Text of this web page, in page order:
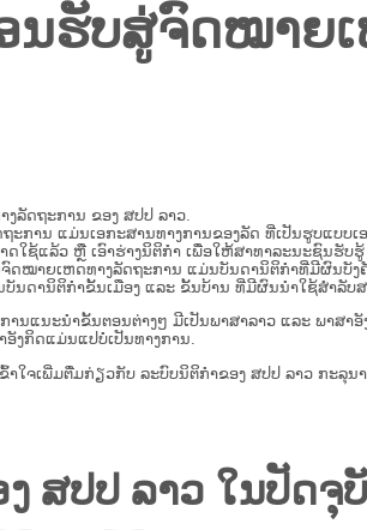
ນຮັບສູ່ຈົດໝາຍເ
ລັດຖະການ ຂອງ ສປປ ລາວ.
ການ ແມ່ນ​ເອ​ກະ​ສານ​ທາງ​ການ​ຂອງ​ລັດ ທີ່​ເປັນ​ຮູບ​ແບບ​ເ
ດໃຊ້ແລ້ວ ຫຼື ເອົາຮ່າງນິຕິກໍາ ເພື່ອໃຫ້​ສາ​ທາ​ລະ​ນະ​ຊົນ​ຮັບ​
ດ​ໝາຍ​ເຫດ​ທາງ​ລັດ​ຖະ​ການ ​ແມ່ນ​ບັນ​ດາ​ນິ​ຕິ​ກຳ​ທີ່​ມີ​ຜົນ​ບັ
ບັນ​ດານິ​ຕິ​ກຳ​ຂັ້ນ​ເມືອງ ແລະ ຂັ້ນ​ບ້ານ ​ທີ່​ມີ​ຜົນ​ນຳ​ໃຊ້​ສຳ​ລັບ​
ານແນະນໍາຂັ້ນຕອນຕ່າງໆ ມີເປັນພາສາລາວ ແລະ ພາສາ
ອັງກິດແມ່ນແປບໍ່ເປັນທາງການ.
າໃຈເພີ່ມຕື່ມກ່ຽວກັບ ລະບົບນິຕິກຳຂອງ ສປປ ລາວ ກະລຸນ
ສປປ ລາວ ໃນປັດ